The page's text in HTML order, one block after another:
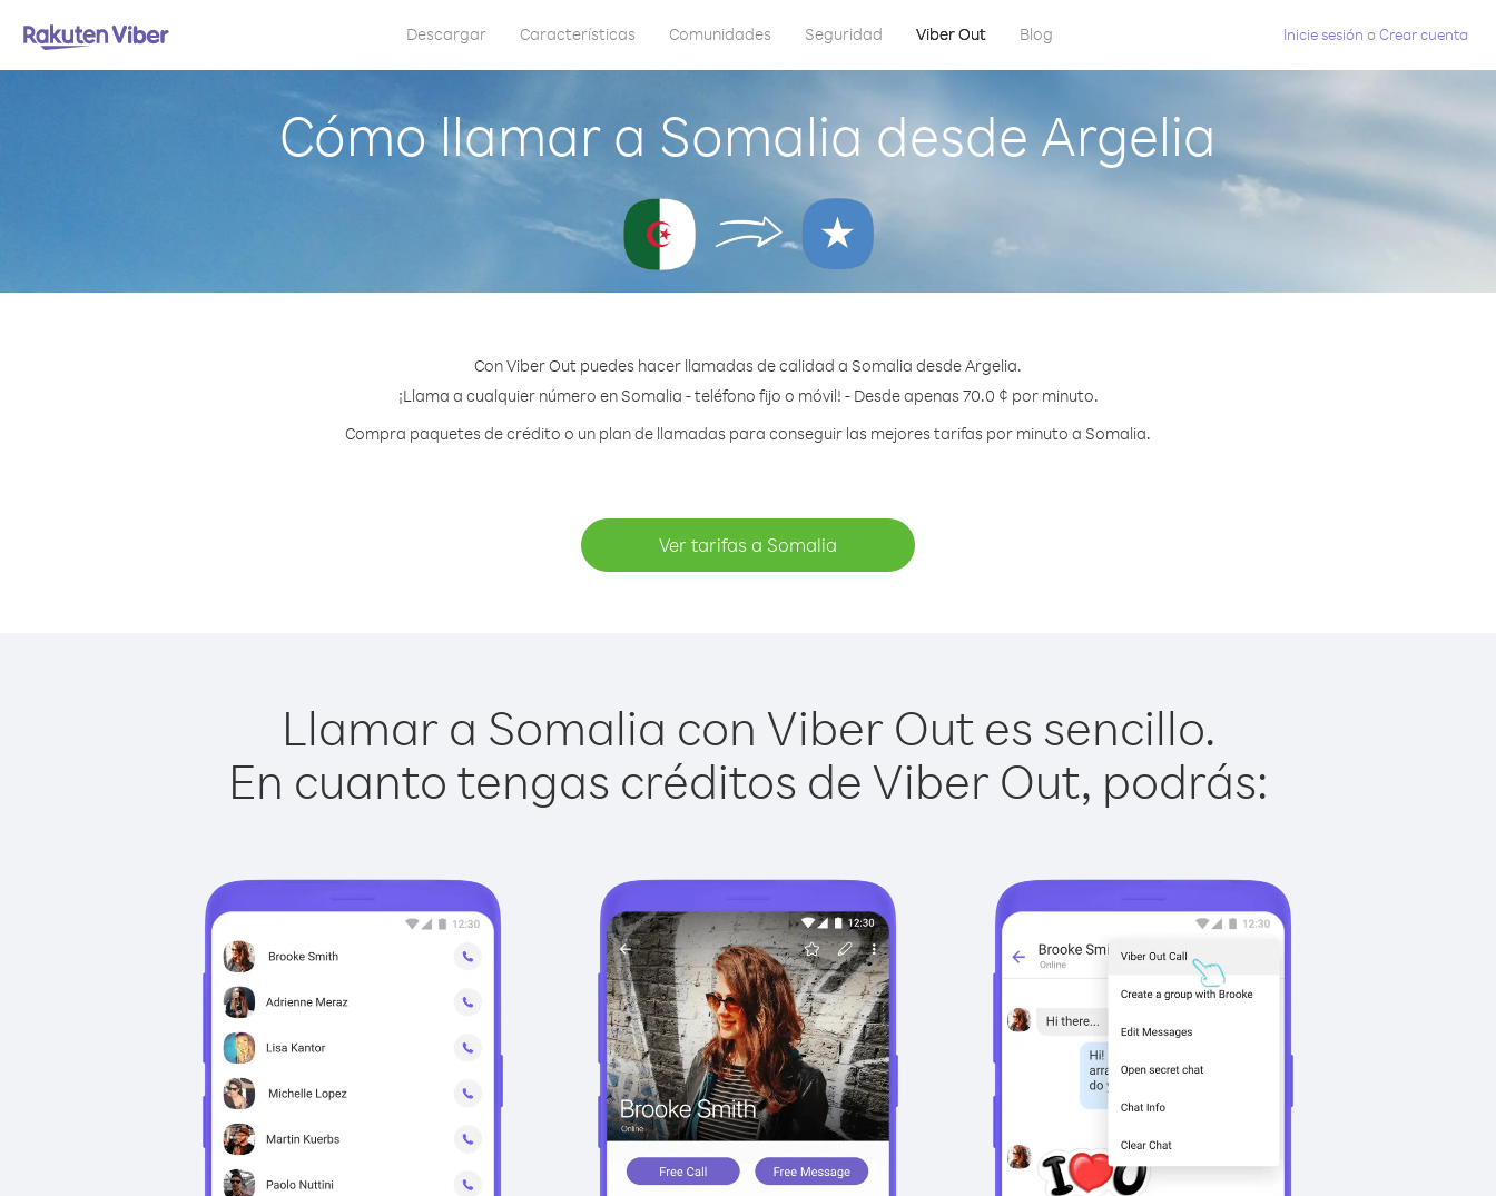
Descargar Características Comunidades Seguridad Viber Out Blog Inicie sesión oCrear cuenta
Cómo llamar a Somalia desde Argelia
Con Viber Out puedes hacer llamadas de calidad a Somalia desde Argelia.
¡Llama a cualquier número en Somalia - teléfono fijo o móvil! - Desde apenas 70.0 ¢ por minuto.
Compra paquetes de crédito o un plan de llamadas para conseguir las mejores tarifas por minuto a Somalia.
Ver tarifas a Somalia
Llamar a Somalia con Viber Out es sencillo.
En cuanto tengas créditos de Viber Out, podrás: